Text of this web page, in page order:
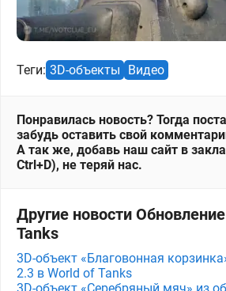
Теги: 3D-объекты Видео
Понравилась новость? Тогда
забудь оставить свой
А так же, добавь наш сайт в
Ctrl+D), не теряй нас.
Другие новости
Tanks
3D-объект «Благовонная
2.3 в World of Tanks
3D-объект «Серебряный мяч» из